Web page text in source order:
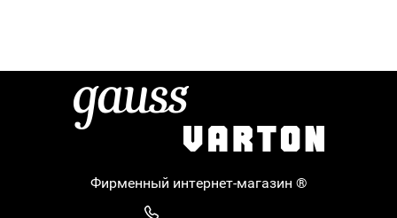
Фирменный интернет-магазин ®